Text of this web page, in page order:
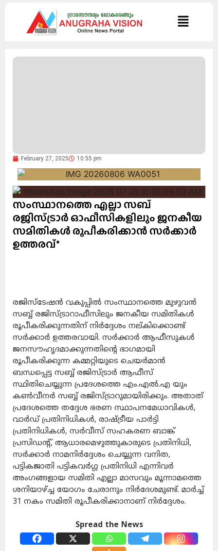
February 27, 2025 10:55 pm
സംസ്ഥാനത്തെ എല്ലാ സബ്
രജിസ്ട്രാർ ഓഫീസികളിലും ജനകീയ
സമിതികൾ രൂപീകരിക്കാൻ സർക്കാർ
ഉത്തരവ്*
രജിസ്‌ടേഷൻ വകുപ്പിൽ സംസ്ഥാനത്തെ മുഴുവൻ
സബ്ബ് രജിസ്ട്രാറാഫീസിലും ജനകീയ സമിതികൾ
രൂപീകരിക്കുന്നതിന് നിർദ്ദേശം നല്കിക്കൊണ്ട്
സർക്കാർ ഉത്തരവായി. സർക്കാർ ആഫീസുകൾ
ജനസൗഹൃദമാക്കുന്നതിന്റെ ഭാഗമായി
രൂപീകരിക്കുന്ന കമ്മറ്റിയുടെ ചെയർമാൻ
ബന്ധപ്പെട്ട സബ്ബ് രജിസ്ട്രാർ ആഫീസ്
സ്ഥിതിചെയ്യുന്ന പ്രദേശത്തെ എം.എൽ.എ യും
കൺവീനർ സബ്ബ് രജിസ്ട്രാറുമായിരിക്കും. അതാത്
പ്രദേശത്തെ തദ്ദേശ ഭരണ സ്ഥാപനമേധാവികൾ,
വാർഡ് പ്രതിനിധികൾ, രാഷ്ട്രീയ പാർട്ടി
പ്രതിനിധികൾ, സർവീസ് സഹകരണ ബാങ്ക്
പ്രസിഡന്റ്, ആധാരമെഴുത്തുകാരുടെ പ്രതിനിധി,
സർക്കാർ നാമനിർദ്ദേശം ചെയ്യുന്ന വനിത,
പട്ടികജാതി പട്ടികവർഗ്ഗ പ്രതിനിധി എന്നിവർ
അംഗങ്ങളായ സമിതി എല്ലാ മാസവും മൂന്നാമത്തെ
ശനിയാഴ്ച്ച യോഗം ചേരാനും നിർദേശമുണ്ട്. മാർച്ച്
31 നകം സമിതി രൂപീകരിക്കാനാണ് നിർദ്ദേശം.
Spread the News